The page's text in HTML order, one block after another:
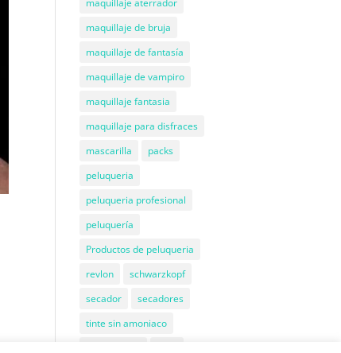
maquillaje aterrador
maquillaje de bruja
maquillaje de fantasía
maquillaje de vampiro
maquillaje fantasia
maquillaje para disfraces
mascarilla
packs
peluqueria
peluqueria profesional
peluquería
Productos de peluqueria
revlon
schwarzkopf
secador
secadores
tinte sin amoniaco